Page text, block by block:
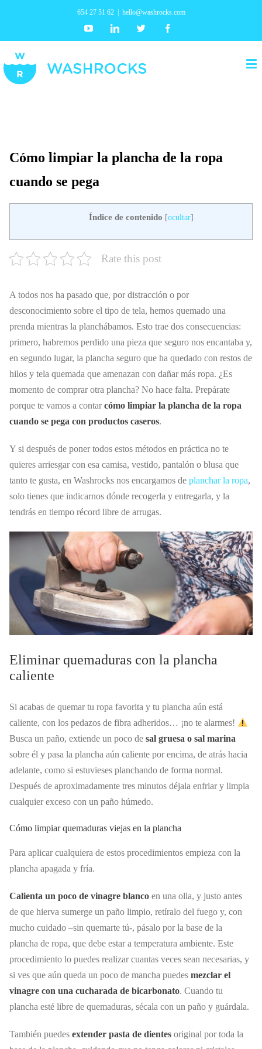
654 27 51 62 hello@washrocks.com
YoutubeLinkedin Twitter
Cómo limpiar la plancha de la ropa
cuando se pega
Índice de contenido [ocultar]
Rate this post
A todos nos ha pasado que, por distracción o por
desconocimiento sobre el tipo de tela, hemos quemado una
prenda mientras la planchábamos. Esto trae dos consecuencias:
primero, habremos perdido una pieza que seguro nos encantaba y,
en segundo lugar, la plancha seguro que ha quedado con restos de
hilos y tela quemada que amenazan con dañar más ropa. ¿Es
momento de comprar otra plancha? No hace falta. Prepárate
porque te vamos a contarcómo limpiar la plancha de la ropa
cuando se pega con productos caseros.
Y si después de poner todos estos métodos en práctica no te
quieres arriesgar con esa camisa, vestido, pantalón o blusa que
tanto te gusta, en Washrocks nos encargamos de planchar la ropa,
solo tienes que indicarnos dónde recogerla y entregarla, y la
tendrás en tiempo récord libre de arrugas.
Eliminar quemaduras con la plancha
caliente
Si acabas de quemar tu ropa favorita y tu plancha aún está
caliente, con los pedazos de fibra adheridos… ¡no te alarmes!
Busca un paño, extiende un poco de sal gruesa o sal marina
sobre él y pasa la plancha aún caliente por encima, de atrás hacia
adelante, como si estuvieses planchando de forma normal.
Después de aproximadamente tres minutos déjala enfriar y limpia
cualquier exceso con un paño húmedo.
Cómo limpiar quemaduras viejas en la plancha
Para aplicar cualquiera de estos procedimientos empieza con la
plancha apagada y fría.
Calienta un poco de vinagre blanco en una olla, y justo antes
de que hierva sumerge un paño limpio, retíralo del fuego y, con
mucho cuidado –sin quemarte tú-, pásalo por la base de la
plancha de ropa, que debe estar a temperatura ambiente. Este
procedimiento lo puedes realizar cuantas veces sean necesarias, y
si ves que aún queda un poco de mancha puedes mezclar el
vinagre con una cucharada de bicarbonato. Cuando tu
plancha esté libre de quemaduras, sécala con un paño y guárdala.
También puedes extender pasta de dientes original por toda la